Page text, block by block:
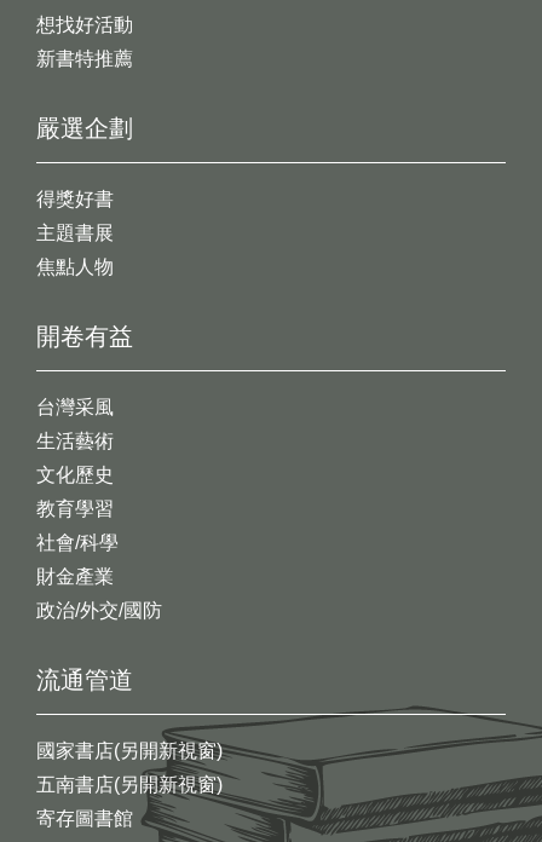
想找好活動
新書特推薦
開卷有益
台灣采風
生活藝術
文化歷史
教育學習
社會/科學
財金產業
政治/外交/國防
嚴選企劃
得獎好書
主題書展
焦點人物
流通管道
國家書店(另開新視窗)
五南書店(另開新視窗)
寄存圖書館